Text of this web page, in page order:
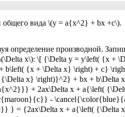
вида \(y = a{x^2} + bx +c\).
определение производной.
x\): \[ {\Delta y = y\left( {x +
{x + \Delta x} \right) + c}
x} \right)}^2} + bx + b\Delta
+ 2ax\Delta x + a{\left(
-
} = {2ax\Delta x + a{\left( {\Delta